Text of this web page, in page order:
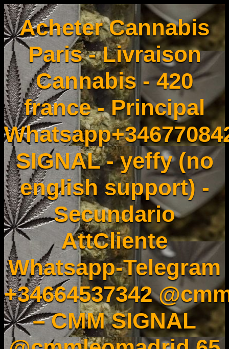
Acheter Cannabis
Paris - Livraison
Cannabis - 420
france - Principal
SIGNAL - yeffy (no
english support) -
Secundario
AttCliente
Whatsapp-Telegram
+34664537342
– CMM SIGNAL